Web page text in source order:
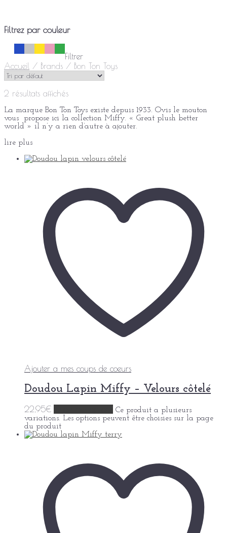
Filtrez par couleur
Filtrer
Accueil / Brands / Bon Ton Toys
2 résultats affichés
La marque Bon Ton Toys existe depuis 1933. Ovis le mouton
vous propose ici la collection Miffy. « Great plush better
world » il n’y a rien d’autre à ajouter.
lire plus
Ajouter a mes coups de coeurs
Doudou Lapin Miffy – Velours côtelé
22,95€
Ce produit a plusieurs
variations. Les options peuvent être choisies sur la page
du produit